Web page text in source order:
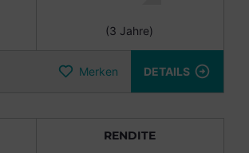
(3 Jahre)
Merken DETAILS
RENDITE